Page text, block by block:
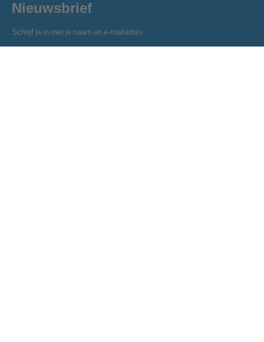
Nieuwsbrief
Schrijf je in met je naam en e-mailadres.